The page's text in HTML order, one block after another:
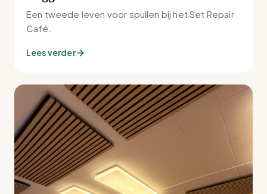
Een tweede leven voor spullen bij het Set Repair
Café.
Lees verder